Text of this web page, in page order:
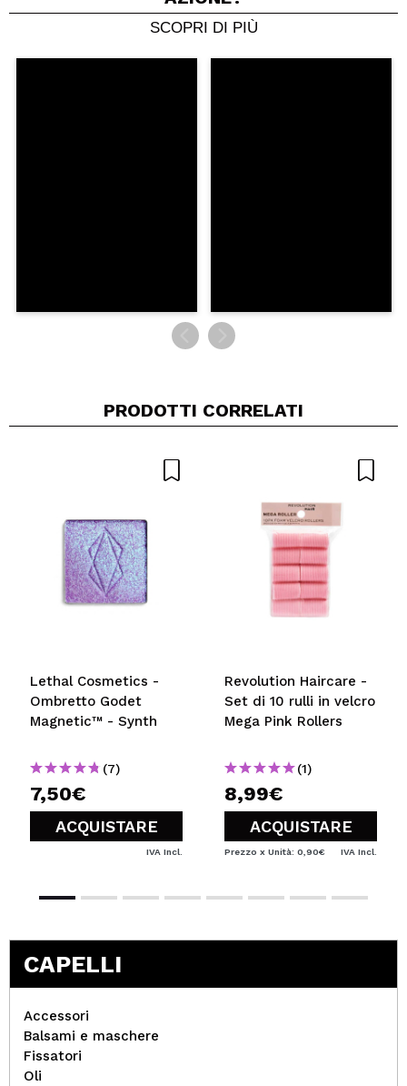
Condividi un video o una foto
Il tuo video potrebbe essere il primo. Immaginalo...
SCOPRI DI PIÙ
PRODOTTI CORRELATI
Lethal Cosmetics -
Ombretto Godet
Magnetic™ - Synth
(7)
7,50€
ACQUISTARE
IVA Incl.
Revolution Haircare -
Set di 10 rulli in velcro
Mega Pink Rollers
(1)
8,99€
ACQUISTARE
Prezzo x Unità: 0,90€ IVA Incl.
CAPELLI
Accessori
Balsami e maschere
Fissatori
Oli